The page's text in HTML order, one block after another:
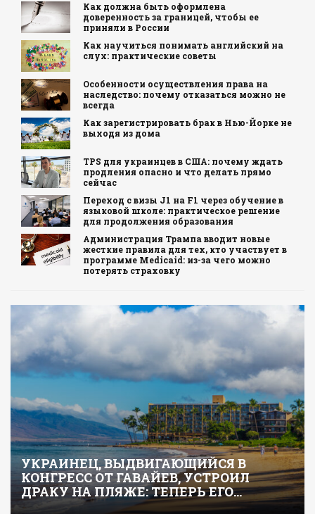
Как должна быть оформлена
доверенность за границей, чтобы ее
приняли в России
Как научиться понимать английский на
слух: практические советы
Особенности осуществления права на
наследство: почему отказаться можно не
всегда
Как зарегистрировать брак в Нью-Йорке не
выходя из дома
TPS для украинцев в США: почему ждать
продления опасно и что делать прямо
сейчас
Переход с визы J1 на F1 через обучение в
языковой школе: практическое решение
для продолжения образования
Администрация Трампа вводит новые
жесткие правила для тех, кто участвует в
программе Medicaid: из-за чего можно
потерять страховку
УКРАИНЕЦ, ВЫДВИГАЮЩИЙСЯ В
КОНГРЕСС ОТ ГАВАЙЕВ, УСТРОИЛ
ДРАКУ НА ПЛЯЖЕ: ТЕПЕРЬ ЕГО…